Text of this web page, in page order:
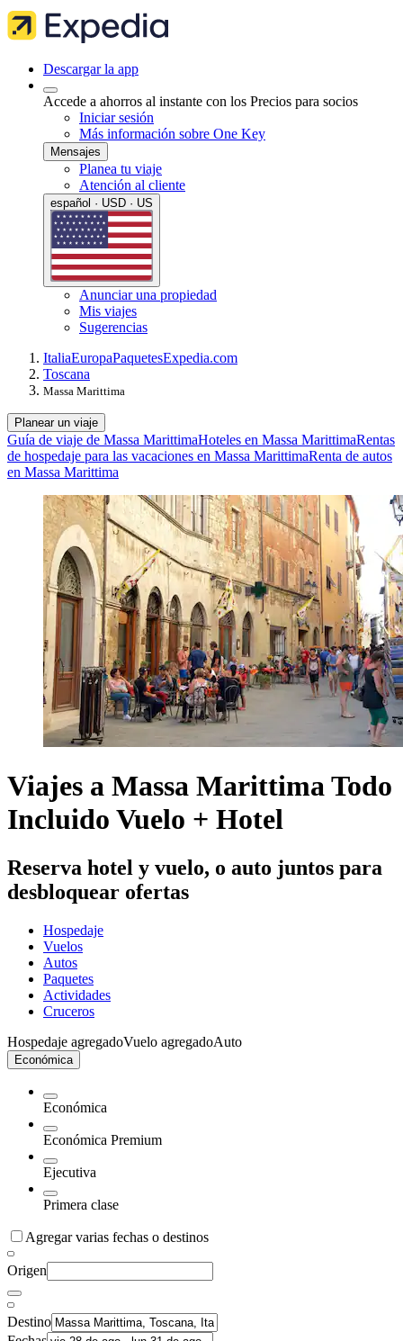
Descargar la app
Accede a ahorros al instante con los Precios para socios
Iniciar sesión
Más información sobre One Key
Mensajes
Planea tu viaje
Atención al cliente
español · USD · US
Anunciar una propiedad
Mis viajes
Sugerencias
ItaliaEuropaPaquetesExpedia.com
Toscana
Massa Marittima
Planear un viaje
Guía de viaje de Massa MarittimaHoteles en Massa MarittimaRentas
de hospedaje para las vacaciones en Massa MarittimaRenta de autos
en Massa Marittima
Viajes a Massa Marittima Todo
Incluido Vuelo + Hotel
Reserva hotel y vuelo, o auto juntos para
desbloquear ofertas
Hospedaje
Vuelos
Autos
Paquetes
Actividades
Cruceros
Hospedaje agregadoVuelo agregadoAuto
Económica
Económica
Económica Premium
Ejecutiva
Primera clase
Agregar varias fechas o destinos
Origen
Destino